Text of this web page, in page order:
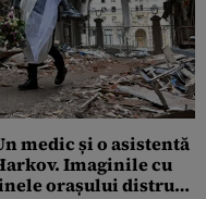
medic și o asistentă
Imaginile cu
orașului distrus